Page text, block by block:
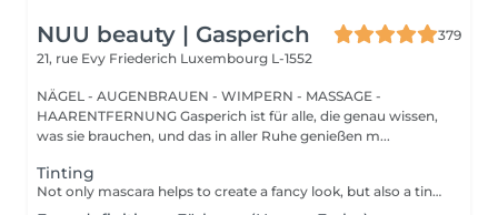
NUU beauty | Gasperich
379
21, rue Evy Friederich Luxembourg L-1552
NÄGEL - AUGENBRAUEN - WIMPERN - MASSAGE -
HAARENTFERNUNG Gasperich ist für alle, die genau wissen,
was sie brauchen, und das in aller Ruhe genießen m...
Tinting
Not only mascara helps to create a fancy look, but also a tinting of your lashes! How is the lash tinting done? - lashes are washed - eye cream is applied - the tape and patches are applied - tinting - the tape and patches are removed Age restrictions: recommended to do from 14 years. Post procedure recommendations: do not wet eyelashes 24 hours after the procedure. Frequency: once in 2-3 weeks.